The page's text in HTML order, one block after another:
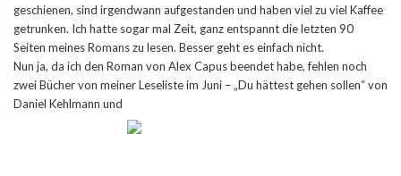
geschienen, sind irgendwann aufgestanden und haben viel zu viel Kaffee
getrunken. Ich hatte sogar mal Zeit, ganz entspannt die letzten 90
Seiten meines Romans zu lesen. Besser geht es einfach nicht.
Nun ja, da ich den Roman von Alex Capus beendet habe, fehlen noch
zwei Bücher von meiner Leseliste im Juni – „Du hättest gehen sollen“ von
Daniel Kehlmann und